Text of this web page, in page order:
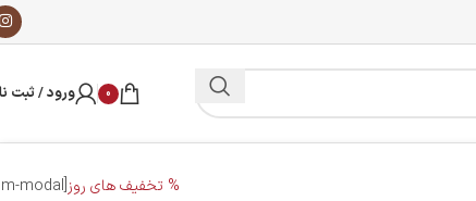
0 ورود / ثبت
% تخفیف های روز[dm-modal]